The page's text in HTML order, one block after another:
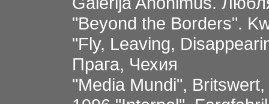
"Beyond the Borders".
"Fly, Leaving,
Прага, Чехия
"Media Mundi",